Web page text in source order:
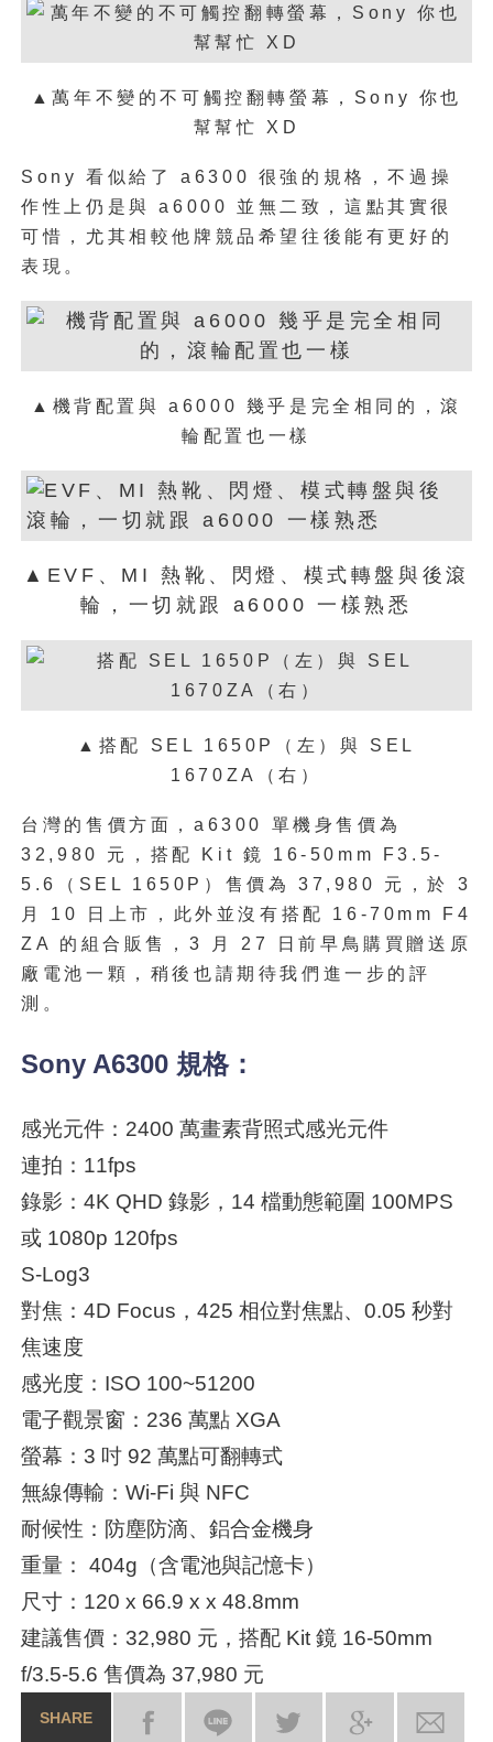
▲萬年不變的不可觸控翻轉螢幕，Sony 你也
幫幫忙 XD
Sony 看似給了 a6300 很強的規格，不過操
作性上仍是與 a6000 並無二致，這點其實很
可惜，尤其相較他牌競品希望往後能有更好的
表現。
▲機背配置與 a6000 幾乎是完全相同的，滾
輪配置也一樣
▲EVF、MI 熱靴、閃燈、模式轉盤與後滾
輪，一切就跟 a6000 一樣熟悉
▲搭配 SEL 1650P（左）與 SEL
1670ZA（右）
台灣的售價方面，a6300 單機身售價為
32,980 元，搭配 Kit 鏡 16-50mm F3.5-
5.6（SEL 1650P）售價為 37,980 元，於 3
月 10 日上市，此外並沒有搭配 16-70mm F4
ZA 的組合販售，3 月 27 日前早鳥購買贈送原
廠電池一顆，稍後也請期待我們進一步的評
測。
Sony A6300 規格：
感光元件：2400 萬畫素背照式感光元件
連拍：11fps
錄影：4K QHD 錄影，14 檔動態範圍 100MPS
或 1080p 120fps
S-Log3
對焦：4D Focus，425 相位對焦點、0.05 秒對
焦速度
感光度：ISO 100~51200
電子觀景窗：236 萬點 XGA
螢幕：3 吋 92 萬點可翻轉式
無線傳輸：Wi-Fi 與 NFC
耐候性：防塵防滴、鋁合金機身
重量： 404g（含電池與記憶卡）
尺寸：120 x 66.9 x x 48.8mm
建議售價：32,980 元，搭配 Kit 鏡 16-50mm
f/3.5-5.6 售價為 37,980 元
SHARE